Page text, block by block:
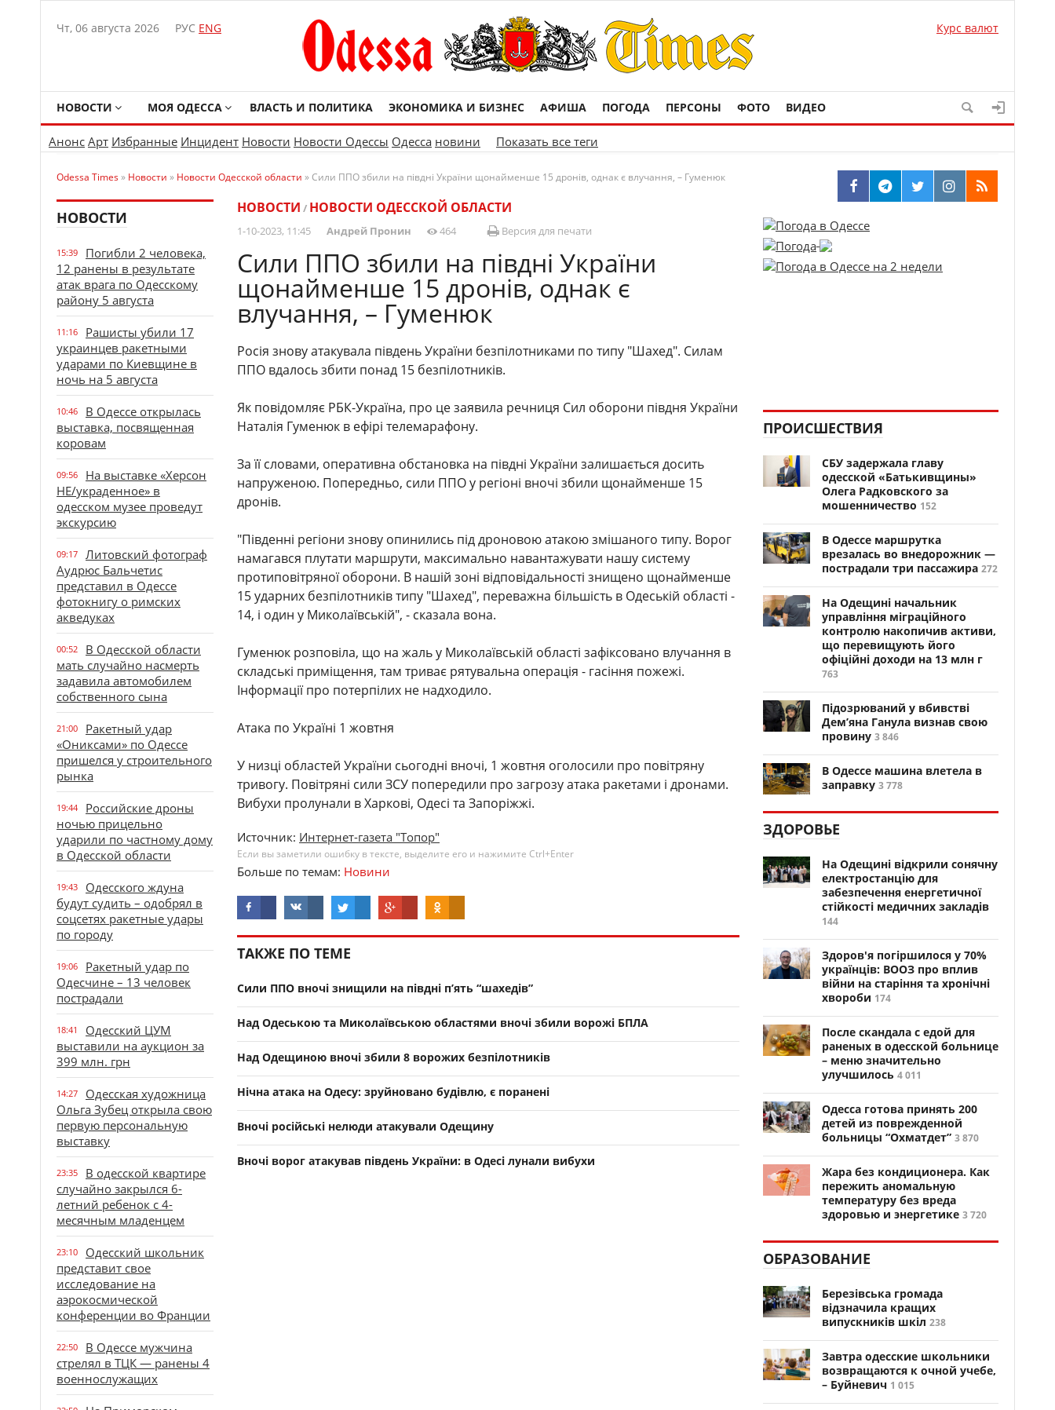
Чт, 06 августа 2026 РУС ENG Курс валют
НОВОСТИ МОЯ ОДЕССА ВЛАСТЬ И ПОЛИТИКА ЭКОНОМИКА И БИЗНЕС АФИША ПОГОДА ПЕРСОНЫ ФОТО ВИДЕО
Анонс Арт Избранные Инцидент Новости Новости Одессы Одесса новини Показать все теги
Odessa Times» Новости » Новости Одесской области » Сили ППО збили на півдні України щонайменше 15 дронів, однак є влучання, – Гуменюк
НОВОСТИ
15:39
Погибли 2 человека,
12 ранены в результате
атак врага по Одесскому
району 5 августа
11:16
Рашисты убили 17
украинцев ракетными
ударами по Киевщине в
ночь на 5 августа
10:46
В Одессе открылась
выставка, посвященная
коровам
09:56
На выставке «Херсон
НЕ/украденное» в
одесском музее проведут
экскурсию
09:17
Литовский фотограф
Аудрюс Бальчетис
представил в Одессе
фотокнигу о римских
акведуках
00:52
В Одесской области
мать случайно насмерть
задавила автомобилем
собственного сына
21:00
Ракетный удар
«Ониксами» по Одессе
пришелся у строительного
рынка
19:44
Российские дроны
ночью прицельно
ударили по частному дому
в Одесской области
19:43
Одесского ждуна
будут судить – одобрял в
соцсетях ракетные удары
по городу
19:06
Ракетный удар по
Одесчине – 13 человек
пострадали
18:41
Одесский ЦУМ
выставили на аукцион за
399 млн. грн
14:27
Одесская художница
Ольга Зубец открыла свою
первую персональную
выставку
23:35
В одесской квартире
случайно закрылся 6-
летний ребенок с 4-
месячным младенцем
23:10
Одесский школьник
представит свое
исследование на
аэрокосмической
конференции во Франции
22:50
В Одессе мужчина
стрелял в ТЦК — ранены 4
военнослужащих
НОВОСТИ / НОВОСТИ ОДЕССКОЙ ОБЛАСТИ
1-10-2023, 11:45 Андрей Пронин 464 Версия для печати
Сили ППО збили на півдні України
щонайменше 15 дронів, однак є
влучання, – Гуменюк
Росія знову атакувала південь України безпілотниками по типу "Шахед". Силам
ППО вдалось збити понад 15 безпілотників.
Як повідомляє РБК-Україна, про це заявила речниця Сил оборони півдня України
Наталія Гуменюк в ефірі телемарафону.
За її словами, оперативна обстановка на півдні України залишається досить
напруженою. Попередньо, сили ППО у регіоні вночі збили щонайменше 15
дронів.
"Південні регіони знову опинились під дроновою атакою змішаного типу. Ворог
намагався плутати маршрути, максимально навантажувати нашу систему
протиповітряної оборони. В нашій зоні відповідальності знищено щонайменше
15 ударних безпілотників типу "Шахед", переважна більшість в Одеській області -
14, і один у Миколаївській", - сказала вона.
Гуменюк розповіла, що на жаль у Миколаївській області зафіксовано влучання в
складські приміщення, там триває рятувальна операція - гасіння пожежі.
Інформації про потерпілих не надходило.
Атака по Україні 1 жовтня
У низці областей України сьогодні вночі, 1 жовтня оголосили про повітряну
тривогу. Повітряні сили ЗСУ попередили про загрозу атака ракетами і дронами.
Вибухи пролунали в Харкові, Одесі та Запоріжжі.
Источник: Интернет-газета "Топор"
Если вы заметили ошибку в тексте, выделите его и нажимите Ctrl+Enter
Больше по темам: Новини
ТАКЖЕ ПО ТЕМЕ
Сили ППО вночі знищили на півдні п’ять “шахедів”
Над Одеською та Миколаївською областями вночі збили ворожі БПЛА
Над Одещиною вночі збили 8 ворожих безпілотників
Нічна атака на Одесу: зруйновано будівлю, є поранені
Вночі російські нелюди атакували Одещину
Вночі ворог атакував південь України: в Одесі лунали вибухи
ПРОИСШЕСТВИЯ
СБУ задержала главу
одесской «Батькивщины»
Олега Радковского за
мошенничество 152
В Одессе маршрутка
врезалась во внедорожник —
пострадали три пассажира 272
На Одещині начальник
управління міграційного
контролю накопичив активи,
що перевищують його
офіційні доходи на 13 млн г
763
Підозрюваний у вбивстві
Дем’яна Ганула визнав свою
провину 3 846
В Одессе машина влетела в
заправку 3 778
ЗДОРОВЬЕ
На Одещині відкрили сонячну
електростанцію для
забезпечення енергетичної
стійкості медичних закладів
144
Здоров'я погіршилося у 70%
українців: ВООЗ про вплив
війни на старіння та хронічні
хвороби 174
После скандала с едой для
раненых в одесской больнице
– меню значительно
улучшилось 4 011
Одесса готова принять 200
детей из поврежденной
больницы “Охматдет” 3 870
Жара без кондиционера. Как
пережить аномальную
температуру без вреда
здоровью и энергетике 3 720
ОБРАЗОВАНИЕ
Березівська громада
відзначила кращих
випускників шкіл 238
Завтра одесские школьники
возвращаются к очной учебе,
– Буйневич 1 015